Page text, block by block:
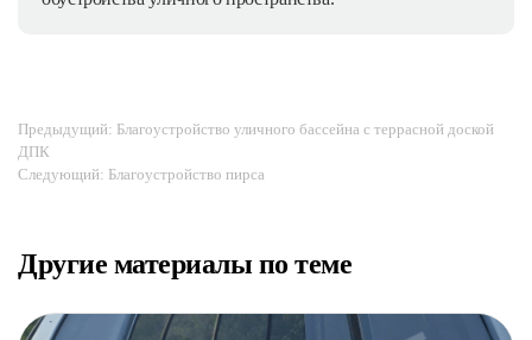
Предыдущий: Благоустройство уличного бассейна с террасной доской
ДПК
Следующий: Благоустройство пирса
Другие материалы по теме